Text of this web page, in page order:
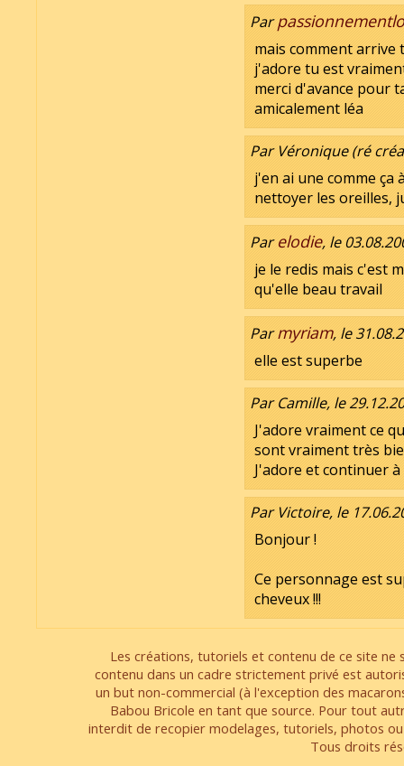
Par
mais comment arrive
j'adore tu est
merci d'avance pour
amicalement léa
Par Véronique (ré
j'en ai une comme ça
nettoyer les oreilles,
Parelodie, le
je le redis mais c'est
qu'elle beau travail
Parmyriam, le
elle est superbe
Par Camille, le
J'adore vraiment ce
sont vraiment très
J'adore et continuer
Par Victoire, le
Bonjour !
Ce personnage est
cheveux !!!
Les créations, tutoriels et contenu de ce site
contenu dans un cadre strictement privé est
un but non-commercial (à l'exception des
Babou Bricole en tant que source. Pour tout
interdit de recopier modelages, tutoriels, photos
Tous droits